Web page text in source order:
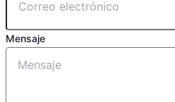
Mensaje